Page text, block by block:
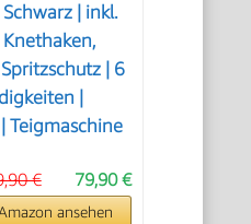
| inkl.
| 6
|
Teigmaschine
79,90 €
€
ansehen